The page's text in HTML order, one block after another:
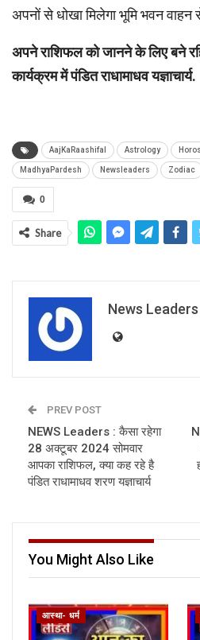
अपनों से धोखा मिलेगा भूमि भवन वाहन
अपने राशिफल को जानने के लिए बने
कार्यक्रम में पंडित राधामाधव यज्ञाचार्य.
AajKaRaashifal Astrology
MadhyaPardesh Newsleaders Zodiac
0
Share
News Leaders
PREV POST
NEWS Leaders : कैसा रहेगा
28 अक्टूबर 2024 सोमवार
आपका राशिफल, क्या कह रहे है
पंडित राधामाधव शरण यज्ञाचार्य
You Might Also Like
आस्था- धर्म